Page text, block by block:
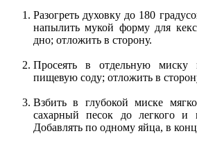
Разогреть духовку до 180
напылить мукой форму для
дно; отложить в сторону.
Просеять в отдельную миску
пищевую соду; отложить в
Взбить в глубокой миске
сахарный песок до легкого и
Добавлять по одному яйца, в